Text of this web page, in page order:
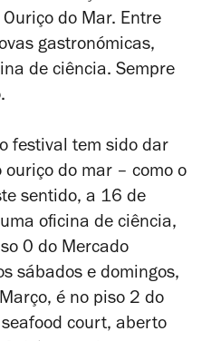
do Mar. Entre
gastronómicas,
de ciência. Sempre
festival tem sido dar
do mar – como o
sentido, a 16 de
oficina de ciência,
0 do Mercado
sábados e domingos,
é no piso 2 do
court, aberto